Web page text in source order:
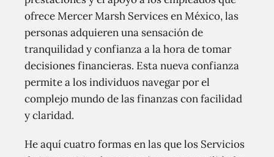
ofrece Mercer Marsh Services en México, las
personas adquieren una sensación de
tranquilidad y confianza a la hora de tomar
decisiones financieras. Esta nueva confianza
permite a los individuos navegar por el
complejo mundo de las finanzas con facilidad
y claridad.
He aquí cuatro formas en las que los Servicios